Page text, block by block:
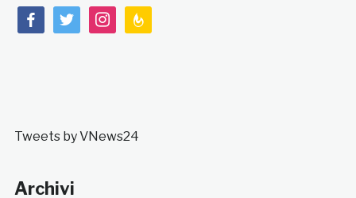
facebooktwitterinstagramfeedburner
Tweets by VNews24
Archivi